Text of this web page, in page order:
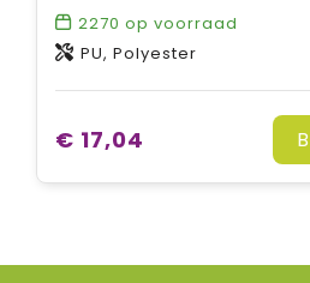
2270 op voorraad
PU, Polyester
€ 17,04